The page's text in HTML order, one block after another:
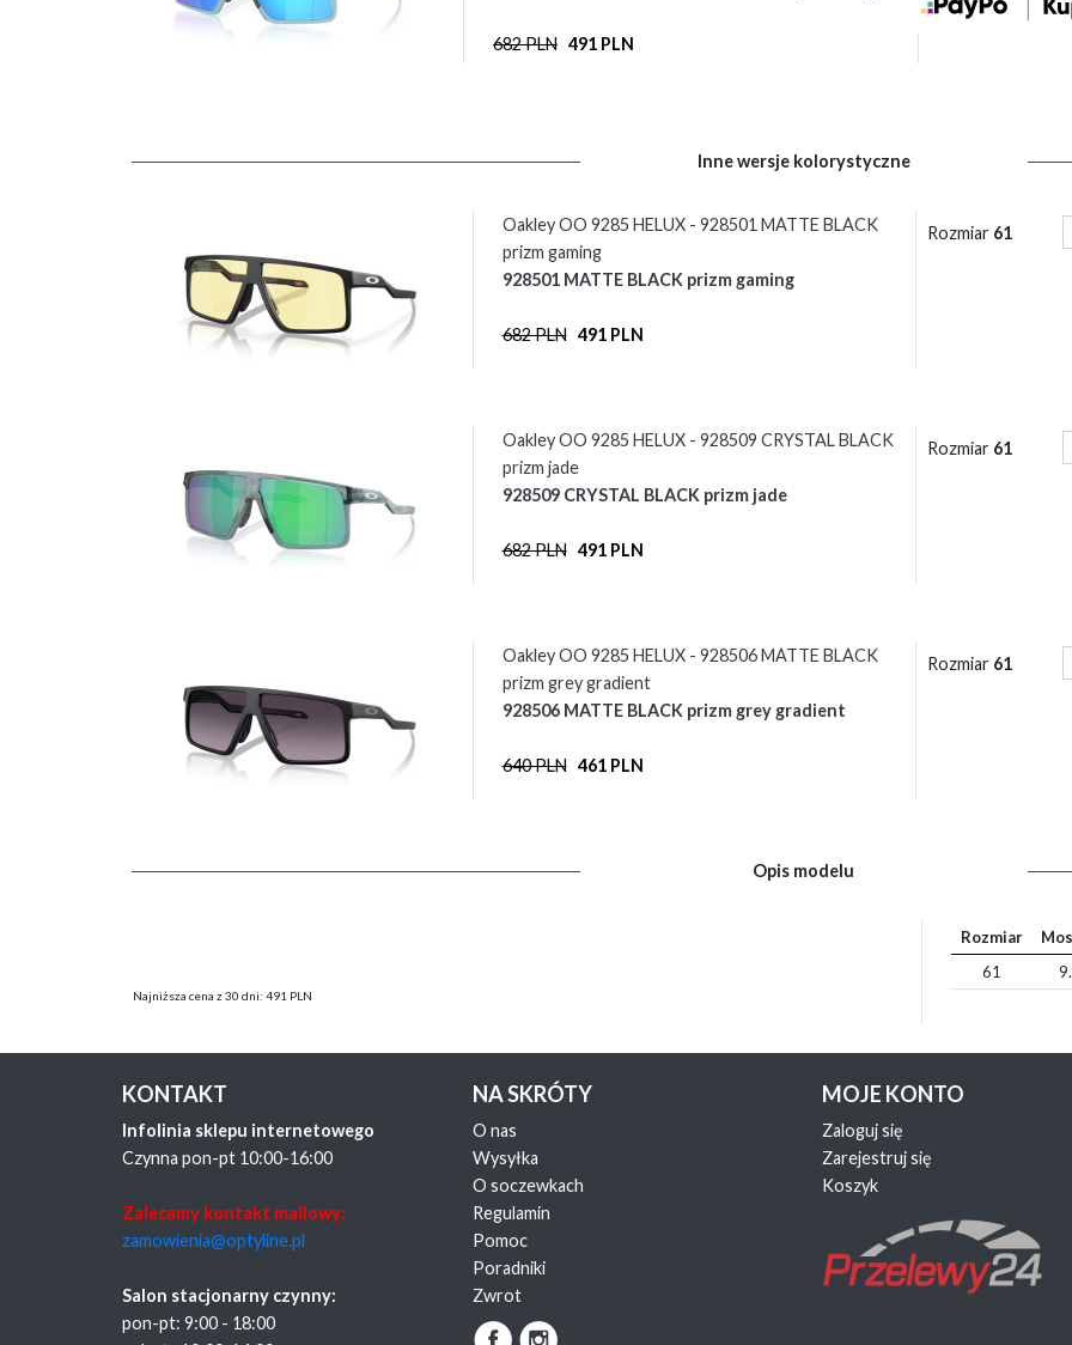
682 PLN 491 PLN
Inne wersje kolorystyczne
Oakley OO 9285 HELUX - 928501 MATTE BLACK
prizm gaming
928501 MATTE BLACK prizm gaming
682 PLN 491 PLN
Rozmiar 61
Oakley OO 9285 HELUX - 928509 CRYSTAL BLACK
prizm jade
928509 CRYSTAL BLACK prizm jade
682 PLN 491 PLN
Rozmiar 61
Oakley OO 9285 HELUX - 928506 MATTE BLACK
prizm grey gradient
928506 MATTE BLACK prizm grey gradient
640 PLN 461 PLN
Rozmiar 61
Opis modelu
Najniższa cena z 30 dni: 491 PLN
Rozmiar
61
KONTAKT
Infolinia sklepu internetowego
Czynna pon-pt 10:00-16:00
Zalecamy kontakt mailowy:
zamowienia@optyline.pl
Salon stacjonarny czynny:
pon-pt: 9:00 - 18:00
NA SKRÓTY
O nas
Wysyłka
O soczewkach
Regulamin
Pomoc
Poradniki
Zwrot
MOJE KONTO
Zaloguj się
Zarejestruj się
Koszyk